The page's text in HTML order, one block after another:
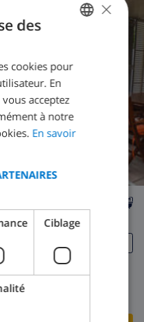
4
DUTCH
SPANISH
GERMAN
DANISH
×
des
cookies pour
En
acceptez
à notre
En savoir
Ciblage